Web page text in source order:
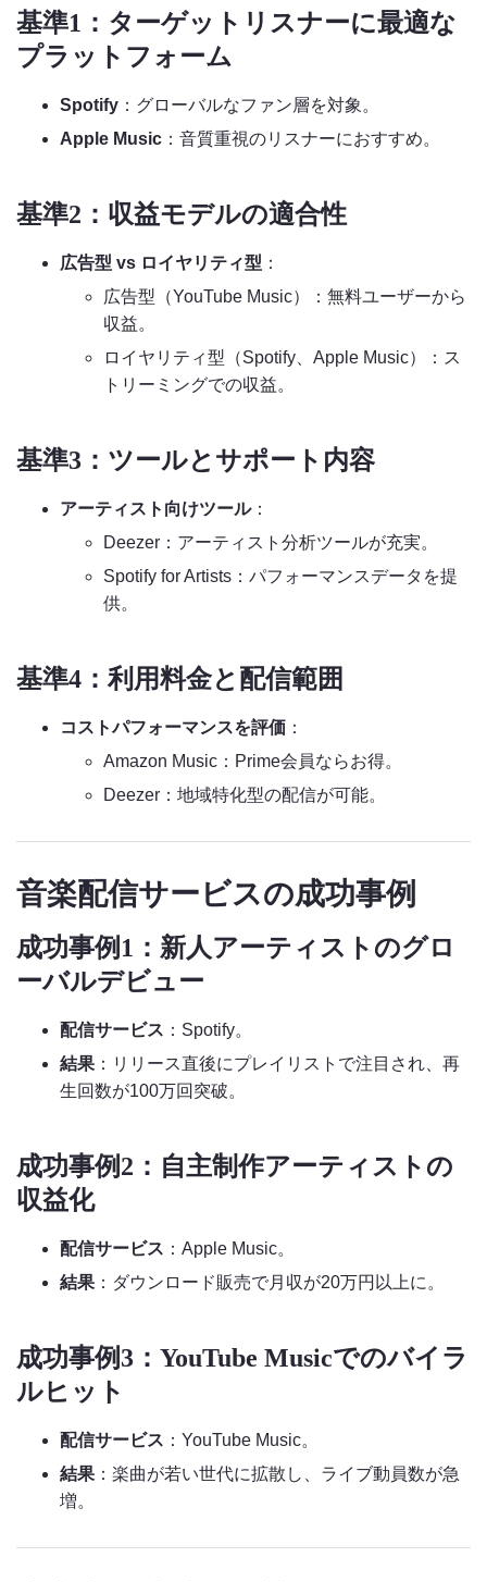
基準1：ターゲットリスナーに最適な
プラットフォーム
Spotify ：グローバルなファン層を対象。
Apple Music ：音質重視のリスナーにおすすめ。
基準2：収益モデルの適合性
広告型 vs ロイヤリティ型 ：
広告型（YouTube Music）：無料ユーザーから
収益。
ロイヤリティ型（Spotify、Apple Music）：ス
トリーミングでの収益。
基準3：ツールとサポート内容
アーティスト向けツール：
Deezer：アーティスト分析ツールが充実。
Spotify for Artists：パフォーマンスデータを提
供。
基準4：利用料金と配信範囲
コストパフォーマンスを評価 ：
Amazon Music：Prime会員ならお得。
Deezer：地域特化型の配信が可能。
音楽配信サービスの成功事例
成功事例1：新人アーティストのグロ
ーバルデビュー
配信サービス ：Spotify。
結果 ：リリース直後にプレイリストで注目され、再
生回数が100万回突破。
成功事例2：自主制作アーティストの
収益化
配信サービス ：Apple Music。
結果 ：ダウンロード販売で月収が20万円以上に。
成功事例3：YouTube Musicでのバイラ
ルヒット
配信サービス ：YouTube Music。
結果 ：楽曲が若い世代に拡散し、ライブ動員数が急
増。